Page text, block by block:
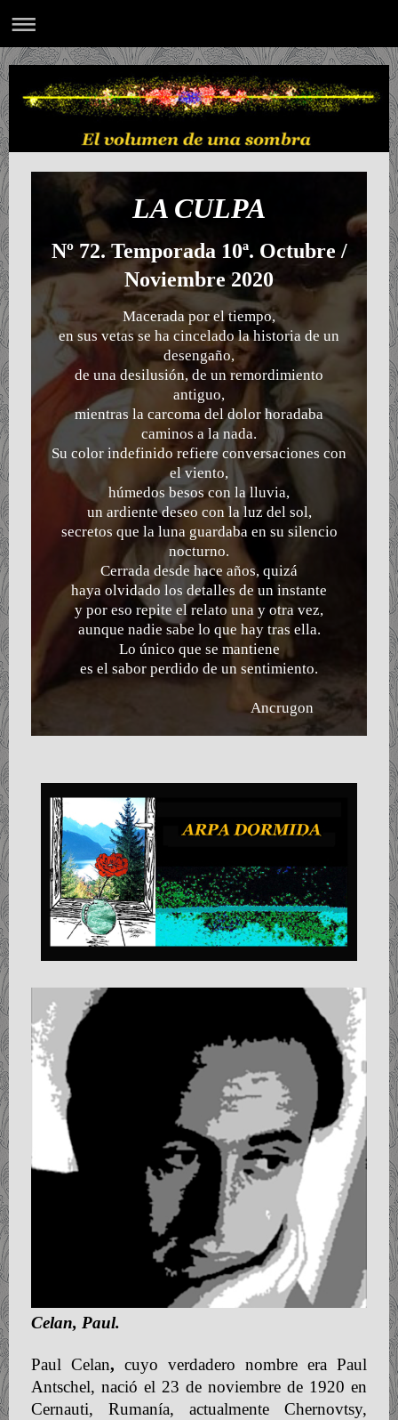
LA CULPA
Nº 72. Temporada 10ª. Octubre /
Noviembre 2020
Macerada por el tiempo,
en sus vetas se ha cincelado la historia de un
desengaño,
de una desilusión, de un remordimiento
antiguo,
mientras la carcoma del dolor horadaba
caminos a la nada.
Su color indefinido refiere conversaciones con
el viento,
húmedos besos con la lluvia,
un ardiente deseo con la luz del sol,
secretos que la luna guardaba en su silencio
nocturno.
Cerrada desde hace años, quizá
haya olvidado los detalles de un instante
y por eso repite el relato una y otra vez,
aunque nadie sabe lo que hay tras ella.
Lo único que se mantiene
es el sabor perdido de un sentimiento.
Ancrugon
Celan, Paul.
Paul Celan, cuyo verdadero nombre era Paul
Antschel, nació el 23 de noviembre de 1920 en
Cernauti, Rumanía, actualmente Chernovtsy,